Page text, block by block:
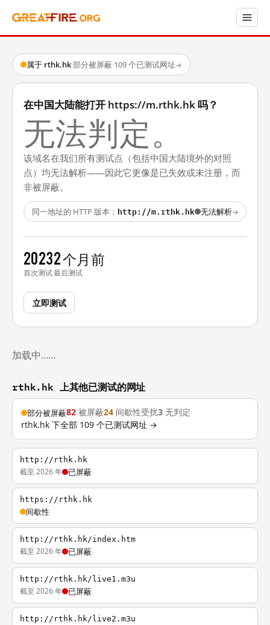
属于 rthk.hk·部分被屏蔽·109 个已测试网址→
在中国大陆能打开 https://m.rthk.hk 吗？
无法判定。
该域名在我们所有测试点（包括中国大陆境外的对照
点）均无法解析——因此它更像是已失效或未注册，而
非被屏蔽。
同一地址的 HTTP 版本： http://m.rthk.hk 无法解析→
2023
首次测试
2 个月前
最后测试
立即测试
加载中……
rthk.hk 上其他已测试的网址
部分被屏蔽82 被屏蔽24 间歇性受扰3 无判定
rthk.hk 下全部 109 个已测试网址 →
http://rthk.hk
截至 2026 年 已屏蔽
https://rthk.hk
间歇性
http://rthk.hk/index.htm
截至 2026 年 已屏蔽
http://rthk.hk/live1.m3u
截至 2026 年 已屏蔽
http://rthk.hk/live2.m3u